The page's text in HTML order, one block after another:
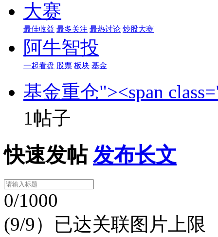
大赛
最佳收益 最多关注 最热讨论 炒股大赛
阿牛智投
一起看盘 股票 板块 基金
基金重仓"><span
1帖子
快速发帖 发布长文
0/1000
(9/9）已达关联图片上限